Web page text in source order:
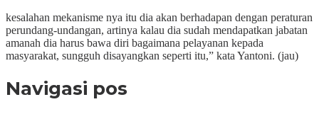
kesalahan mekanisme nya itu dia akan berhadapan dengan peraturan
perundang-undangan, artinya kalau dia sudah mendapatkan jabatan
amanah dia harus bawa diri bagaimana pelayanan kepada
masyarakat, sungguh disayangkan seperti itu,” kata Yantoni. (jau)
Navigasi pos